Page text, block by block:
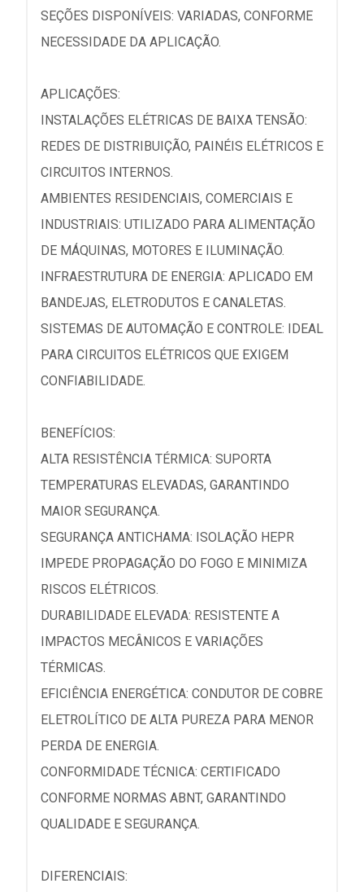
SEÇÕES DISPONÍVEIS: VARIADAS, CONFORME
NECESSIDADE DA APLICAÇÃO.
APLICAÇÕES:
INSTALAÇÕES ELÉTRICAS DE BAIXA TENSÃO:
REDES DE DISTRIBUIÇÃO, PAINÉIS ELÉTRICOS E
CIRCUITOS INTERNOS.
AMBIENTES RESIDENCIAIS, COMERCIAIS E
INDUSTRIAIS: UTILIZADO PARA ALIMENTAÇÃO
DE MÁQUINAS, MOTORES E ILUMINAÇÃO.
INFRAESTRUTURA DE ENERGIA: APLICADO EM
BANDEJAS, ELETRODUTOS E CANALETAS.
SISTEMAS DE AUTOMAÇÃO E CONTROLE: IDEAL
PARA CIRCUITOS ELÉTRICOS QUE EXIGEM
CONFIABILIDADE.
BENEFÍCIOS:
ALTA RESISTÊNCIA TÉRMICA: SUPORTA
TEMPERATURAS ELEVADAS, GARANTINDO
MAIOR SEGURANÇA.
SEGURANÇA ANTICHAMA: ISOLAÇÃO HEPR
IMPEDE PROPAGAÇÃO DO FOGO E MINIMIZA
RISCOS ELÉTRICOS.
DURABILIDADE ELEVADA: RESISTENTE A
IMPACTOS MECÂNICOS E VARIAÇÕES
TÉRMICAS.
EFICIÊNCIA ENERGÉTICA: CONDUTOR DE COBRE
ELETROLÍTICO DE ALTA PUREZA PARA MENOR
PERDA DE ENERGIA.
CONFORMIDADE TÉCNICA: CERTIFICADO
CONFORME NORMAS ABNT, GARANTINDO
QUALIDADE E SEGURANÇA.
DIFERENCIAIS: